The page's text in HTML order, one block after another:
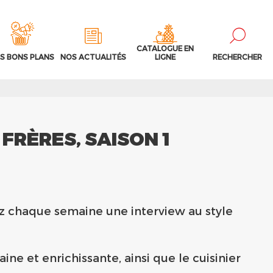
BONS PLANS NOS ACTUALITÉS
CATALOGUE EN
LIGNE
RECHERCHER
SAISON 1
chaque semaine une interview au style
et enrichissante, ainsi que le cuisinier